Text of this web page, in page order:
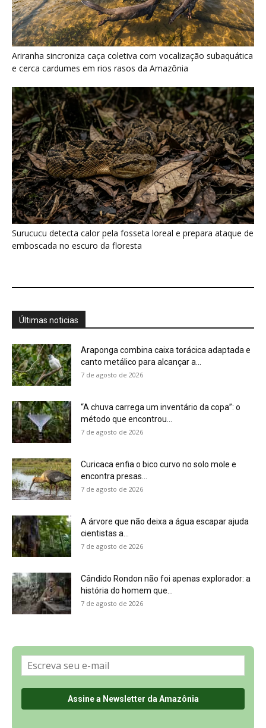
Surucucu detecta calor pela fosseta loreal e prepara ataque de
emboscada no escuro da floresta
Últimas noticias
Araponga combina caixa torácica adaptada e
canto metálico para alcançar a...
7 de agosto de 2026
“A chuva carrega um inventário da copa”: o
método que encontrou...
7 de agosto de 2026
A árvore que não deixa a água escapar ajuda
7 de agosto de 2026
7 de agosto de 2026
Política de Privacidade, LGPD e RGPD
Últimas Notícias
🌎 Español
©